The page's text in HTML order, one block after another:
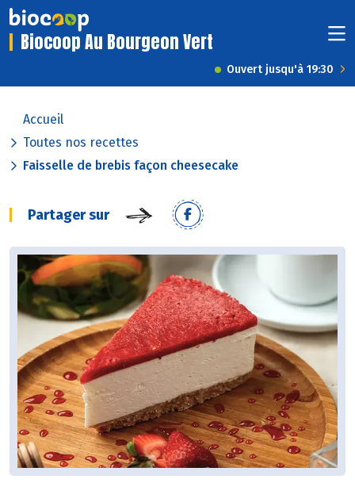
Biocoop Au Bourgeon Vert
Ouvert jusqu'à 19:30
Accueil
Toutes nos recettes
Faisselle de brebis façon cheesecake
Partager sur